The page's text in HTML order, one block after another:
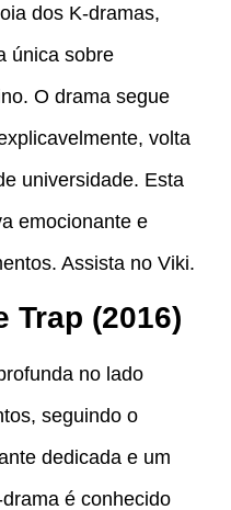
dos K-dramas,
única sobre
O drama segue
volta
universidade. Esta
emocionante e
Assista no Viki.
Trap (2016)
no lado
seguindo o
dedicada e um
é conhecido